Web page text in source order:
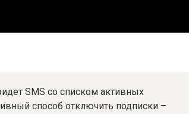
SMS со списком активных
способ отключить подписки –